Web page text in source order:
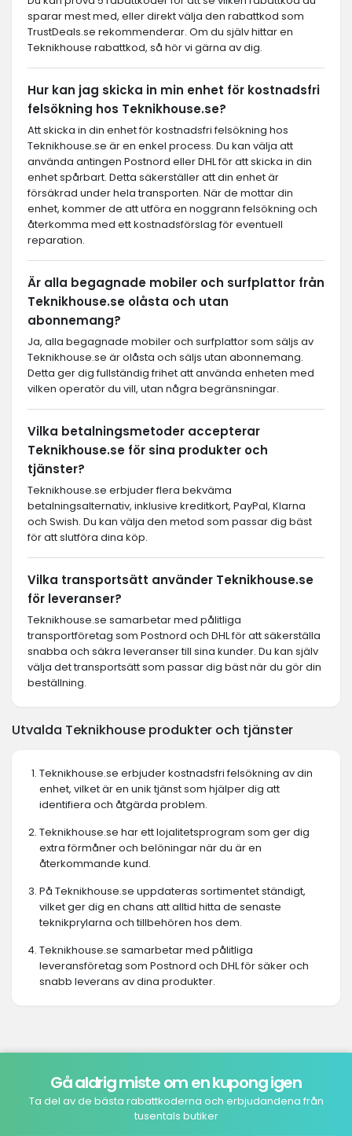
sparar mest med, eller direkt välja den rabattkod som
TrustDeals.se rekommenderar. Om du själv hittar en
Teknikhouse rabattkod, så hör vi gärna av dig.
Hur kan jag skicka in min enhet för kostnadsfri
felsökning hos Teknikhouse.se?
Att skicka in din enhet för kostnadsfri felsökning hos
Teknikhouse.se är en enkel process. Du kan välja att
använda antingen Postnord eller DHL för att skicka in din
enhet spårbart. Detta säkerställer att din enhet är
försäkrad under hela transporten. När de mottar din
enhet, kommer de att utföra en noggrann felsökning och
återkomma med ett kostnadsförslag för eventuell
reparation.
Är alla begagnade mobiler och surfplattor från
Teknikhouse.se olåsta och utan
abonnemang?
Ja, alla begagnade mobiler och surfplattor som säljs av
Teknikhouse.se är olåsta och säljs utan abonnemang.
Detta ger dig fullständig frihet att använda enheten med
vilken operatör du vill, utan några begränsningar.
Vilka betalningsmetoder accepterar
Teknikhouse.se för sina produkter och
tjänster?
Teknikhouse.se erbjuder flera bekväma
betalningsalternativ, inklusive kreditkort, PayPal, Klarna
och Swish. Du kan välja den metod som passar dig bäst
för att slutföra dina köp.
Vilka transportsätt använder Teknikhouse.se
för leveranser?
Teknikhouse.se samarbetar med pålitliga
transportföretag som Postnord och DHL för att säkerställa
snabba och säkra leveranser till sina kunder. Du kan själv
välja det transportsätt som passar dig bäst när du gör din
beställning.
Utvalda Teknikhouse produkter och tjänster
Teknikhouse.se erbjuder kostnadsfri felsökning av din
enhet, vilket är en unik tjänst som hjälper dig att
identifiera och åtgärda problem.
Teknikhouse.se har ett lojalitetsprogram som ger dig
extra förmåner och belöningar när du är en
återkommande kund.
På Teknikhouse.se uppdateras sortimentet ständigt,
vilket ger dig en chans att alltid hitta de senaste
teknikprylarna och tillbehören hos dem.
Teknikhouse.se samarbetar med pålitliga
leveransföretag som Postnord och DHL för säker och
snabb leverans av dina produkter.
Gå aldrig miste om en kupong igen
Ta del av de bästa rabattkoderna och erbjudandena från
tusentals butiker